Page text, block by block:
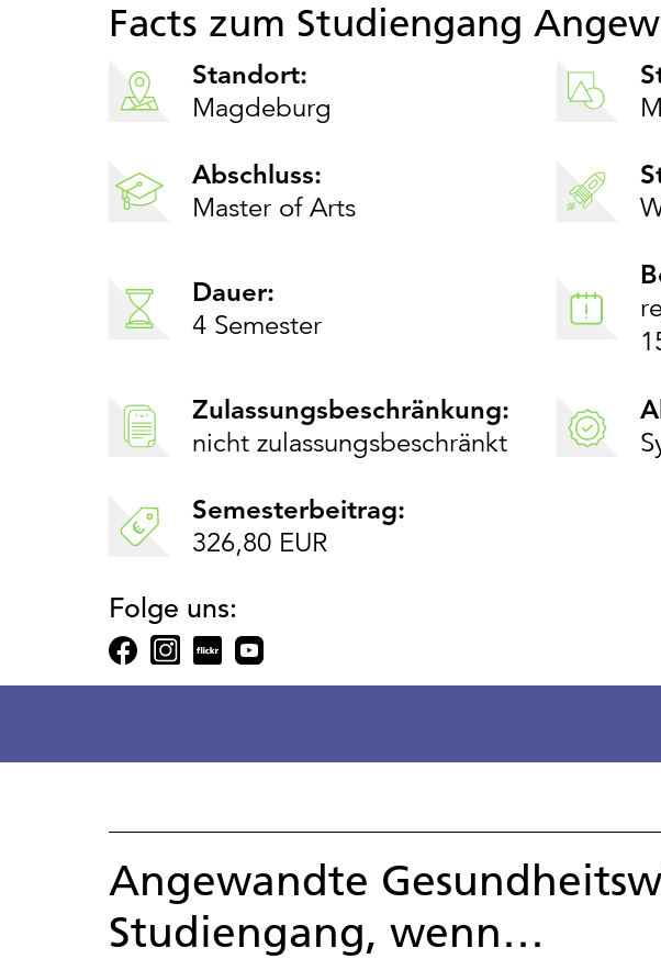
Facts zum Studiengang
Standort:
Magdeburg
Abschluss:
Master of Arts
Dauer:
4 Semester
Zulassungsbeschränkung:
nicht zulassungsbeschränkt
Semesterbeitrag:
326,80 EUR
Folge uns:
Angewandte
Studiengang, wenn…